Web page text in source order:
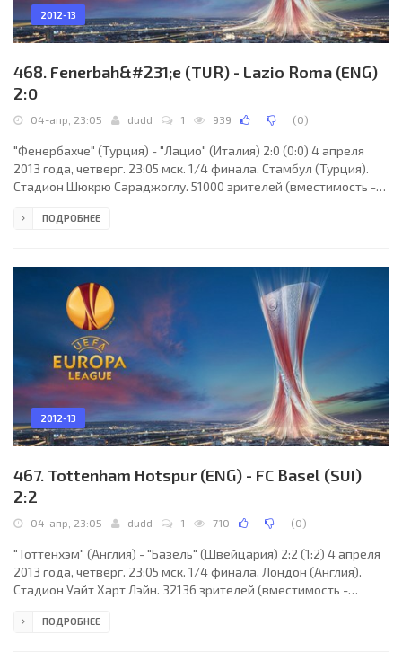
2012-13
468. Fenerbah&#231;e (TUR) - Lazio Roma (ENG)
2:0
04-апр, 23:05 dudd 1 939 (0)
"Фенербахче" (Турция) - "Лацио" (Италия) 2:0 (0:0) 4 апреля
2013 года, четверг. 23:05 мск. 1/4 финала. Стамбул (Турция).
Стадион Шюкрю Сараджоглу. 51000 зрителей (вместимость -
Крайанс, Уильям Конкуэр (Шотландия). Резервный: Алан
Йобо, Мусса Соу (Мехмет Топуз, 86), Дирк Кайт, Раул
Мейрелеш, Кристиан (Салих Учан, 75), Рето
ПОДРОБНЕЕ
2012-13
467. Tottenham Hotspur (ENG) - FC Basel (SUI)
2:2
04-апр, 23:05 dudd 1 710 (0)
"Тоттенхэм" (Англия) - "Базель" (Швейцария) 2:2 (1:2) 4 апреля
2013 года, четверг. 23:05 мск. 1/4 финала. Лондон (Англия).
Стадион Уайт Харт Лэйн. 32136 зрителей (вместимость -
Ристич, Игор Радойчич (оба - Сербия). Резервный: Далибор
ПОДРОБНЕЕ